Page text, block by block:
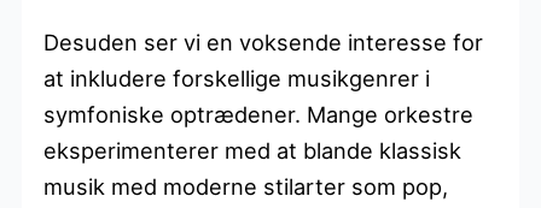
Desuden ser vi en voksende interesse for
at inkludere forskellige musikgenrer i
symfoniske optrædener. Mange orkestre
eksperimenterer med at blande klassisk
musik med moderne stilarter som pop,